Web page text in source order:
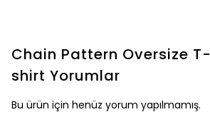
Chain Pattern Oversize T-
shirt Yorumlar
Bu ürün için henüz yorum yapılmamış.